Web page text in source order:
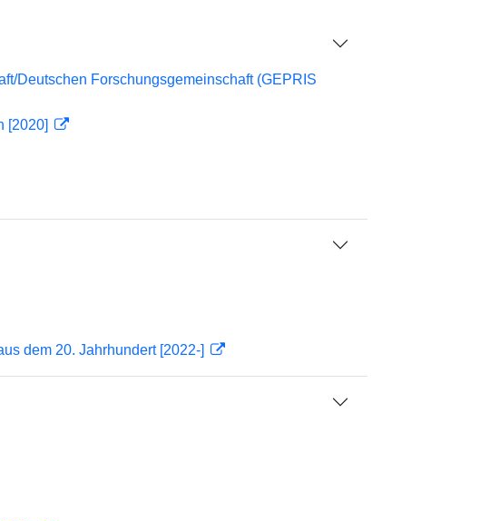
Deutschen Forschungsgemeinschaft (GEPRIS
[2020]
dem 20. Jahrhundert [2022-]